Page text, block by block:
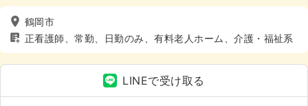
鶴岡市
正看護師、常勤、日勤のみ、有料老人ホーム、介護・福祉系
LINEで受け取る